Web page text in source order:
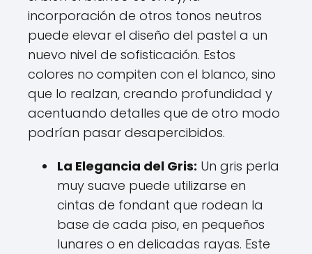
incorporación de otros tonos neutros
puede elevar el diseño del pastel a un
nuevo nivel de sofisticación. Estos
colores no compiten con el blanco, sino
que lo realzan, creando profundidad y
acentuando detalles que de otro modo
podrían pasar desapercibidos.
La Elegancia del Gris: Un gris perla
muy suave puede utilizarse en
cintas de fondant que rodean la
base de cada piso, en pequeños
lunares o en delicadas rayas. Este